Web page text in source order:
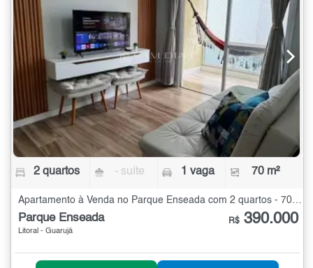
2 quartos - suíte 1 vaga 70 m²
Apartamento à Venda no Parque Enseada com 2 quartos - 70 m²
Parque Enseada
Litoral - Guarujá
R$ 390.000